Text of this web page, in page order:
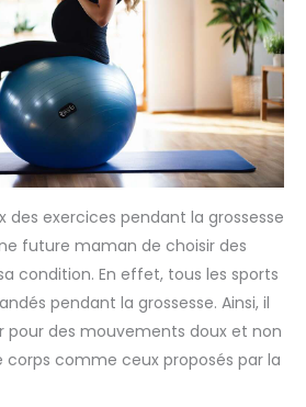
des exercices pendant la grossesse
future maman de choisir des
condition. En effet, tous les sports
pendant la grossesse. Ainsi, il
pour des mouvements doux et non
comme ceux proposés par la